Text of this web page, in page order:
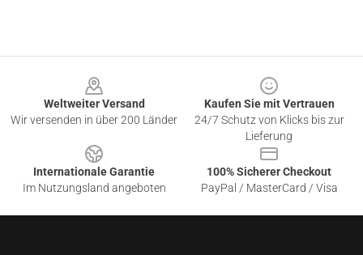
Weltweiter Versand
Wir versenden in über 200 Länder
Kaufen Sie mit Vertrauen
24/7 Schutz von Klicks bis zur
Lieferung
Internationale Garantie
Im Nutzungsland angeboten
100% Sicherer Checkout
PayPal / MasterCard / Visa